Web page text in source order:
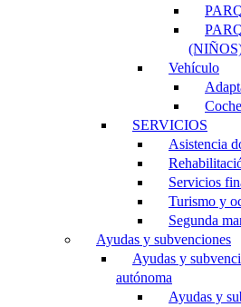
Vehículo
SERVICIOS
Asistencia
Servicios
Turismo y
Segunda
Ayudas y subvenciones
Ayudas y
autónoma
Ayudas y